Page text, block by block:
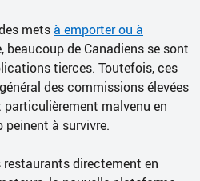
metsà emporter ou à
de Canadiens se sont
tierces. Toutefois, ces
des commissions élevées
malvenu en
à survivre.
directement en